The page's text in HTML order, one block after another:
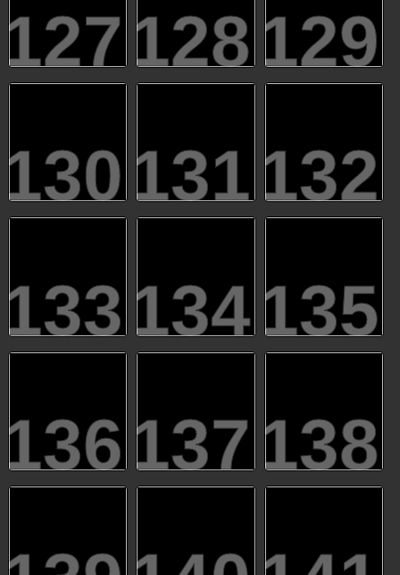
127 128 129
130 131 132
133 134135
136 137 138